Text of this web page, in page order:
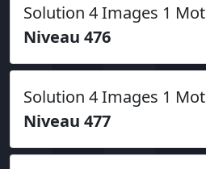
Solution 4 Images 1 Mot
Niveau 476
Solution 4 Images 1 Mot
Niveau 477